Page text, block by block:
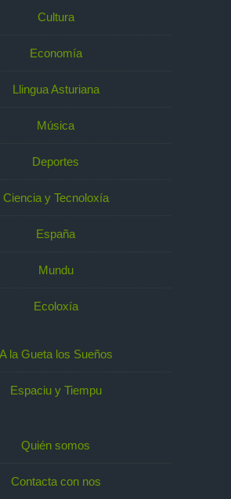
Cultura
Economía
Llingua Asturiana
Música
Deportes
Ciencia y Tecnoloxía
España
Mundu
Ecoloxía
A la Gueta los Sueños
Espaciu y Tiempu
Quién somos
Contacta con nos